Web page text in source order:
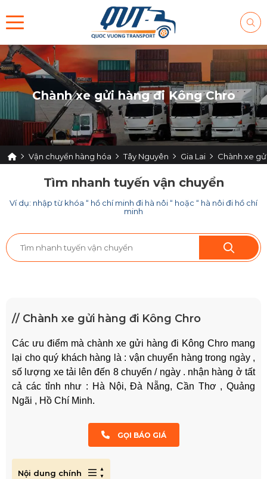
Chành xe gửi hàng đi Kông Chro
Vận chuyển hàng hóa Tây Nguyên Gia Lai Chành xe
Tìm nhanh tuyến vận chuyển
Ví dụ: nhập từ khóa “ hồ chí minh đi hà nôi “ hoặc “ hà nôi đi hồ chí
minh
// Chành xe gửi hàng đi Kông Chro
Các ưu điểm mà chành xe gửi hàng đi Kông Chro mang
lại cho quý khách hàng là : vận chuyển hàng trong ngày ,
số lượng xe tải lên đến 8 chuyến / ngày . nhận hàng ở tất
cả các tỉnh như : Hà Nội, Đà Nẵng, Cần Thơ , Quảng
Ngãi , Hồ Chí Minh.
GỌI BÁO GIÁ
Nội dung chính